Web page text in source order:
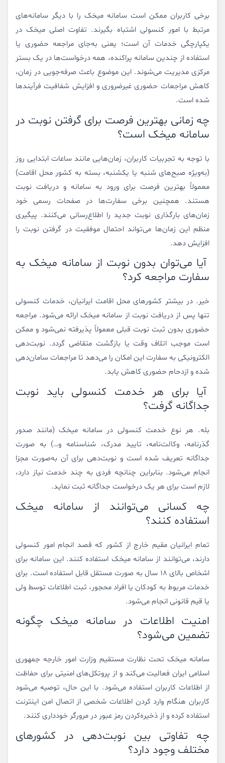
برخی کاربران ممکن است سامانه میخک را با دیگر سامانه‌های
مرتبط با امور کنسولی اشتباه بگیرند. تفاوت اصلی میخک در
یکپارچگی خدمات آن است؛ یعنی به‌جای مراجعه حضوری یا
استفاده از چندین سامانه پراکنده، همه درخواست‌ها در یک بستر
مرکزی مدیریت می‌شوند. این موضوع باعث صرفه‌جویی در زمان،
کاهش مراجعات حضوری غیرضروری و افزایش شفافیت فرآیندها
شده است.
چه زمانی بهترین فرصت برای گرفتن نوبت در
سامانه میخک است؟
با توجه به تجربیات کاربران، زمان‌هایی مانند ساعات ابتدایی روز
(به‌ویژه صبح‌های شنبه یا یکشنبه، بسته به کشور محل اقامت)
معمولاً بهترین فرصت برای ورود به سامانه و دریافت نوبت
هستند. همچنین برخی سفارت‌ها در صفحات رسمی خود
زمان‌های بارگذاری نوبت جدید را اطلاع‌رسانی می‌کنند. پیگیری
منظم این زمان‌ها می‌تواند احتمال موفقیت در گرفتن نوبت را
افزایش دهد.
آیا می‌توان بدون نوبت از سامانه میخک به
سفارت مراجعه کرد؟
خیر. در بیشتر کشورهای محل اقامت ایرانیان، خدمات کنسولی
تنها پس از دریافت نوبت از سامانه میخک ارائه می‌شود. مراجعه
حضوری بدون ثبت نوبت قبلی معمولاً پذیرفته نمی‌شود و ممکن
است موجب اتلاف وقت یا بازگشت متقاضی گردد. نوبت‌دهی
الکترونیکی به سفارت این امکان را می‌دهد تا مراجعات سامان‌دهی
شده و ازدحام حضوری کاهش یابد.
آیا برای هر خدمت کنسولی باید نوبت
جداگانه گرفت؟
بله. هر نوع خدمت کنسولی در سامانه میخک (مانند صدور
گذرنامه، وکالت‌نامه، تایید مدرک، شناسنامه و…) به صورت
جداگانه تعریف شده است و نوبت‌دهی برای آن به‌صورت مجزا
انجام می‌شود. بنابراین چنانچه فردی به چند خدمت نیاز دارد،
لازم است برای هر یک درخواست جداگانه ثبت نماید.
چه کسانی می‌توانند از سامانه میخک
استفاده کنند؟
تمام ایرانیان مقیم خارج از کشور که قصد انجام امور کنسولی
دارند، می‌توانند از سامانه میخک استفاده کنند. این سامانه برای
اشخاص بالای ۱۸ سال به صورت مستقل قابل استفاده است. برای
خدمات مربوط به کودکان یا افراد محجور، ثبت اطلاعات توسط ولی
یا قیم قانونی انجام می‌شود.
امنیت اطلاعات در سامانه میخک چگونه
تضمین می‌شود؟
سامانه میخک تحت نظارت مستقیم وزارت امور خارجه جمهوری
اسلامی ایران فعالیت می‌کند و از پروتکل‌های امنیتی برای حفاظت
از اطلاعات کاربران استفاده می‌شود. با این حال، توصیه می‌شود
کاربران هنگام وارد کردن اطلاعات شخصی از اتصال امن اینترنت
استفاده کرده و از ذخیره‌کردن رمز عبور در مرورگر خودداری کنند.
چه تفاوتی بین نوبت‌دهی در کشورهای
مختلف وجود دارد؟